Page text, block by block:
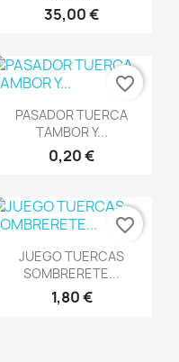
35,00 €
Vista rápida
PASADOR TUERCA
TAMBOR Y...
0,20 €
favorite_border
Vista rápida
JUEGO TUERCAS
SOMBRERETE...
1,80 €
favorite_border